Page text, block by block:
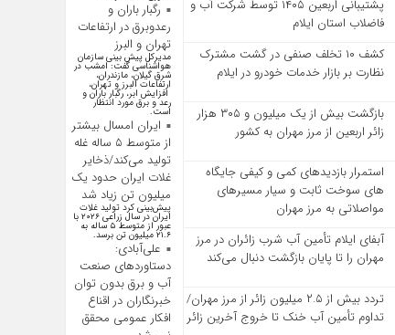
پشتیبانی اربعین ۱۴۰۵ توسط شرکت آب و
فاضلاب استان ایلام
کشف ۱۰ تخلف صنفی در گشت مشترک
نظارت بر بازار خدمات خودرو در ایلام
بازگشت بیش از یک میلیون و ۳۰۵ هزار
زائر اربعین از مرز مهران به کشور
استمرار بازدیدهای کمی و کیفی جایگاه‌
های سوخت ثابت و سیار مسیرهای
مواصلاتی به مرز مهران
آبفای ایلام تأمین آب شرب زائران در مرز
مهران را تا پایان بازگشت دنبال می‌کند
تردد بیش از ۲.۵ میلیون زائر از مرز مهران/
تداوم تأمین آب خنک تا خروج آخرین زائر
رگبار باران و
رعدوبرق در ارتفاعات
تهران و البرز
مدیرکل پیش بینی سازمان
هواشناسی گفت: امشب در
شرق گیلان، مازندران،
ارتفاعات البرز و تهران،
افزایش ابر، رگبار باران و
رعد و برق مورد انتظار
است.
ایران امسال بیشتر
از متوسط ۵ ساله غله
تولید می‌کند/ذخایر
غلات ایران حدود یک
میلیون تن زیاد شد
پیش‌بینی کرد تولید غلات
ایران در سال زراعی ۲۰۲۶ با
عبور از متوسط ۵ ساله به
۲۱.۶ میلیون تن برسد.
علی‌آبادی:
دستاورد‌های صنعت
آب و برق بدون توان
خبرنگاران در اقناع
افکار عمومی محقق